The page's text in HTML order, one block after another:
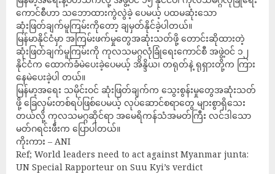
ကောင်စီဟာ သဘောထားကွဲလွဲခဲ့ ပေမယ့် ပထမဆုံးသော
ဆုံးဖြတ်ချက်မူကြမ်းကိုတော့ ချမှတ်နိုင်ခဲ့ပါတယ်။
မြန်မာနိုင်ငံမှာ အကြမ်းဖက်မှုတွေအဆုံးသတ်ဖို့ တောင်းဆိုထားတဲ့
ဆုံးဖြတ်ချက်မူကြမ်းကို ကုလသမဂ္ဂလုံခြုံရေးကောင်စီ အဖွဲ့ဝင် ၁၂
နိုင်ငံက ထောက်ခံမဲပေးခဲ့ပေမယ့် အိန္ဒိယ၊ တရုတ်နဲ့ ရုရှားတို့က ကြား
နေမဲပေးခဲ့ပါ တယ်။
မြန်မာ့အရေး သမိုင်းဝင် ဆုံးဖြတ်ချက်က သွေးစွန်းမှုတွေအဆုံးသတ်
ဖို့ ခြေလှမ်းတစ်ရပ်ဖြစ်ပေမယ့် လုပ်ဆောင်စရာတွေ များစွာရှိသေး
တယ်လို့ ကုလသမဂ္ဂဆိုင်ရာ အမေရိကန်သံအမတ်ကြီး လင်ဒါသော
မတ်ဂရင်းဖီးက ပြောပါတယ်။
ကိုးကား – ANI
Ref; World leaders need to act against Myanmar junta:
UN Special Rapporteur on Suu Kyi’s verdict